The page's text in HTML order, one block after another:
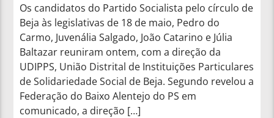
Os candidatos do Partido Socialista pelo círculo de
Beja às legislativas de 18 de maio, Pedro do
Carmo, Juvenália Salgado, João Catarino e Júlia
Baltazar reuniram ontem, com a direção da
UDIPPS, União Distrital de Instituições Particulares
de Solidariedade Social de Beja. Segundo revelou a
Federação do Baixo Alentejo do PS em
comunicado, a direção […]